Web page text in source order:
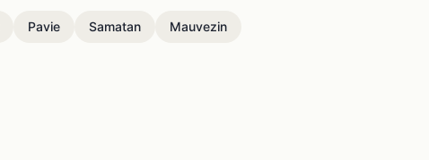
Pavie Samatan Mauvezin